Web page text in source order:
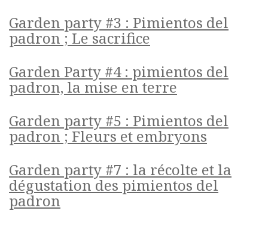
Garden party #3 : Pimientos del
padron ; Le sacrifice
Garden Party #4 : pimientos del
padron, la mise en terre
Garden party #5 : Pimientos del
padron ; Fleurs et embryons
Garden party #7 : la récolte et la
dégustation des pimientos del
padron